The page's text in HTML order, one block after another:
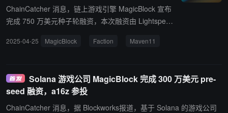
ChainCatcher 消息，链上游戏引擎 MagicBlock 宣布
完成 750 万美元种子轮融资，本次融资由 Lightspee
l、Robot Ventures、Delphi Ventures、Equilibrium、
2025-04-25 MagicBlock Faction Maven11
Solana 游戏公司 MagicBlock 完成 300 万美元 pre-
seed 融资，a16z 参投
ChainCatcher 消息，据 Blockworks报道，基于 Solana 的游戏公司